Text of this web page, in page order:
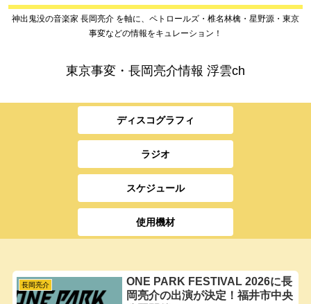
神出鬼没の音楽家 長岡亮介 を軸に、ペトロールズ・椎名林檎・星野源・東京
事変などの情報をキュレーション！
東京事変・長岡亮介情報 浮雲ch
ディスコグラフィ
ラジオ
スケジュール
使用機材
長岡亮介
ONE PARK FESTIVAL 2026に長
岡亮介の出演が決定！福井市中央